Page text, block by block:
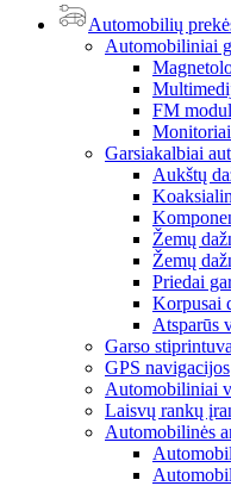
Automobilių
Automobiliniai
FM
Garsiakalbiai
Aukštų
Žemų
Žemų
Priedai
Korpusai
Atsparūs
Garso
GPS navigacijos
Automobiliniai
Laisvų rankų
Automobilinės